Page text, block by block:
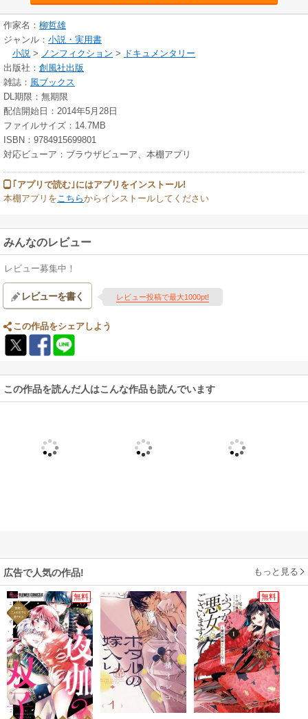
作家名： 柳哲雄
ジャンル： 小説・実用書
小説 > ノンフィクション > ドキュメンタリー
出版社： 創風社出版
雑誌： 風ブックス
DL期限：無期限
配信開始日：2014年5月28日
ファイルサイズ：14.7MB
ISBN：9784915699801
対応ビューア：ブラウザビューア、本棚アプリ
｢アプリで読む｣にはアプリをインストール!
本棚アプリをこちらからインストールしてください
みんなのレビュー
レビュー募集中！
レビューを書く レビュー投稿で最大1000pt!
この作品をシェアしよう
この作品を読んだ人はこんな作品も読んでいます
広告で人気の作品! もっと見る
無料 無料